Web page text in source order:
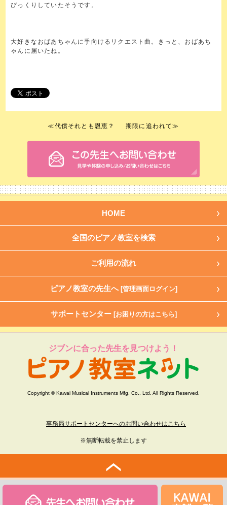
びっくりしていたそうです。
大好きなおばあちゃんに手向けるリクエスト曲。きっと、おばあち
ゃんに届いたね。
≪代償それとも恩恵？ 期限に追われて≫
HOME
全国のピアノ教室を検索
ご利用の流れ
ピアノ教室の先生へ [管理画面ログイン]
サポートセンター [お困りの方はこちら]
ジブンに合った先生を見つけよう！
Copyright © Kawai Musical Instruments Mfg. Co., Ltd. All Rights Reserved.
事務局サポートセンターへのお問い合わせはこちら
※無断転載を禁止します